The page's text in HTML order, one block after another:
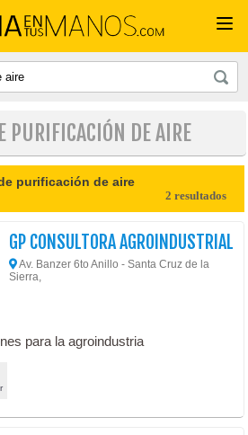
PURIFICACIÓN DE AIRE
purificación de aire
2 resultados
GP CONSULTORA AGROINDUSTRIAL
Av. Banzer 6to Anillo - Santa Cruz de la
Sierra,
para la agroindustria